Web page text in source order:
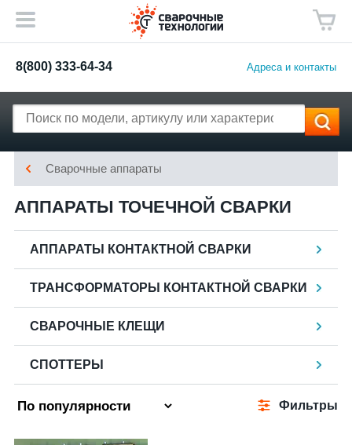
8(800) 333-64-34 Адреса и контакты
Сварочные аппараты
АППАРАТЫ ТОЧЕЧНОЙ СВАРКИ
АППАРАТЫ КОНТАКТНОЙ СВАРКИ
ТРАНСФОРМАТОРЫ КОНТАКТНОЙ СВАРКИ
СВАРОЧНЫЕ КЛЕЩИ
СПОТТЕРЫ
Фильтры